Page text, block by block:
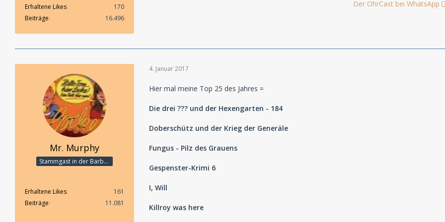
Erhaltene Likes
170
Beiträge
16.496
Der OhrCast bei WhatsApp
Mr. Murphy
Stammgast in der Barbarabar
Erhaltene Likes
161
Beiträge
11.081
4. Januar 2017
Hier mal meine Top 25 des Jahres =
Die drei ??? und der Hexengarten - 184
Doberschütz und der Krieg der Generäle
Fungus - Pilz des Grauens
Gespenster-Krimi 6
I, Will
Killroy was here